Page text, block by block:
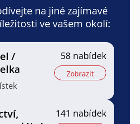
na jiné zajímavé
ve vašem okolí:
/
58 nabídek
Zobrazit
141 nabídek